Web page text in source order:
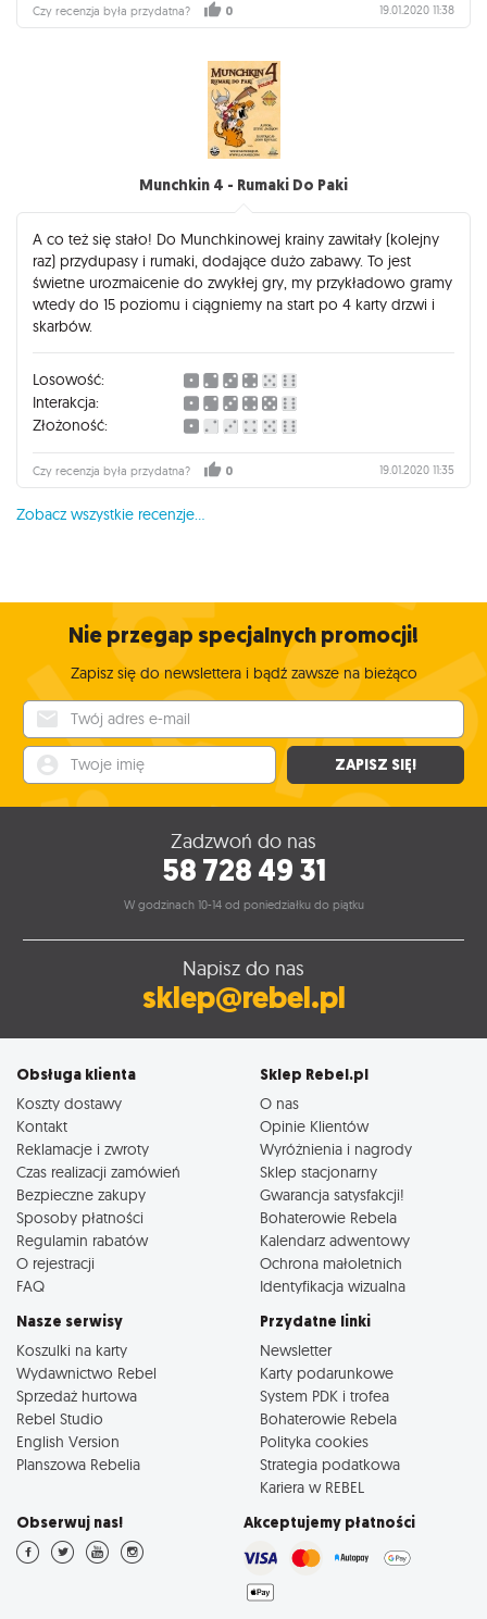
Czy recenzja była przydatna? 0 19.01.2020 11:38
Munchkin 4 - Rumaki Do Paki
A co też się stało! Do Munchkinowej krainy zawitały (kolejny
raz) przydupasy i rumaki, dodające dużo zabawy. To jest
świetne urozmaicenie do zwykłej gry, my przykładowo gramy
wtedy do 15 poziomu i ciągniemy na start po 4 karty drzwi i
skarbów.
Losowość:
Interakcja:
Złożoność:
Czy recenzja była przydatna? 0 19.01.2020 11:35
Zobacz wszystkie recenzje...
Nie przegap specjalnych promocji!
Zapisz się do newslettera i bądź zawsze na bieżąco
ZAPISZ SIĘ!
Zadzwoń do nas
58 728 49 31
W godzinach 10-14 od poniedziałku do piątku
Napisz do nas
sklep@rebel.pl
Obsługa klienta
Koszty dostawy
Kontakt
Reklamacje i zwroty
Czas realizacji zamówień
Bezpieczne zakupy
Sposoby płatności
Regulamin rabatów
O rejestracji
FAQ
Sklep Rebel.pl
O nas
Opinie Klientów
Wyróżnienia i nagrody
Sklep stacjonarny
Gwarancja satysfakcji!
Bohaterowie Rebela
Kalendarz adwentowy
Ochrona małoletnich
Identyfikacja wizualna
Nasze serwisy
Koszulki na karty
Wydawnictwo Rebel
Sprzedaż hurtowa
Rebel Studio
English Version
Planszowa Rebelia
Przydatne linki
Newsletter
Karty podarunkowe
System PDK i trofea
Bohaterowie Rebela
Polityka cookies
Strategia podatkowa
Kariera w REBEL
Obserwuj nas! Akceptujemy płatności